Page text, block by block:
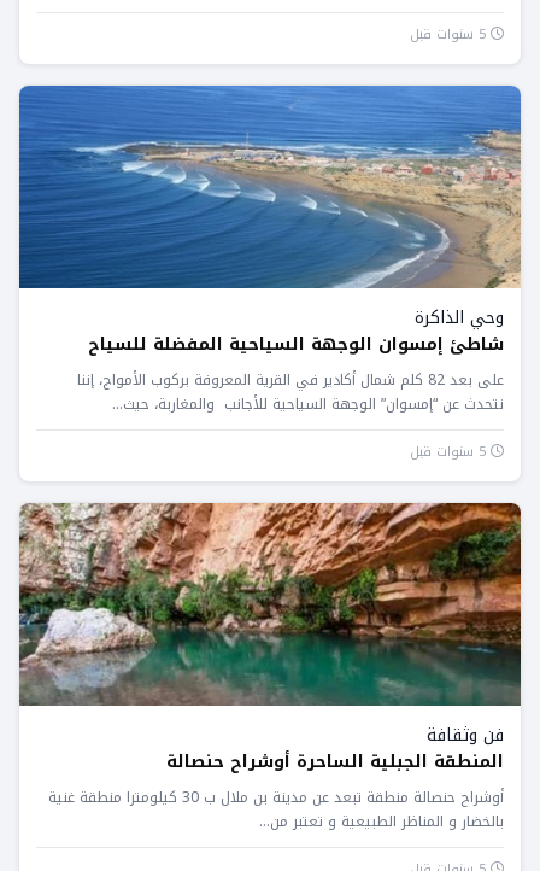
المغاربة...
وحي الذاكرة
شاطئ إمسوان الوجهة السياحية المفضلة للسياح
على بعد 82 كلم شمال أكادير في القرية المعروفة بركوب الأمواج، إننا
نتحدث عن “إمسوان” الوجهة السياحية للأجانب والمغاربة، حيث...
فن وثقافة
المنطقة الجبلية الساحرة أوشراح حنصالة
أوشراح حنصالة منطقة تبعد عن مدينة بن ملال ب 30 كيلومترا منطقة غنية
بالخضار و المناظر الطبيعية و تعتبر من...